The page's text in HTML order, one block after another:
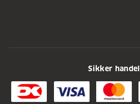
Sikker handel